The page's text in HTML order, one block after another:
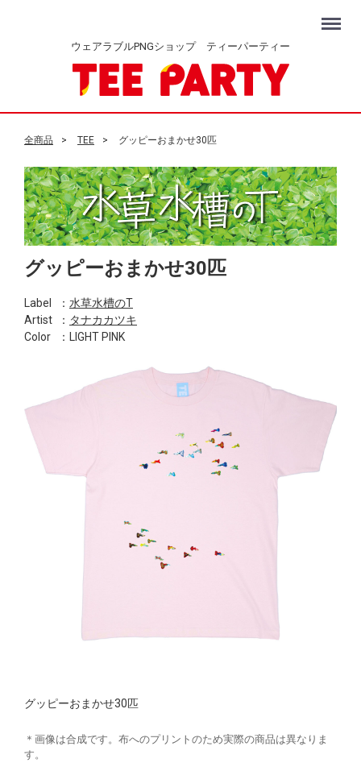
ウェアラブルPNGショップ ティーパーティー
Menu
全商品 TEE グッピーおまかせ30匹
グッピーおまかせ30匹
Label ： 水草水槽のT
Artist
： タナカカツキ
Color
：LIGHT PINK
グッピーおまかせ30匹
＊画像は合成です。布へのプリントのため実際の商品は異なりま
す。